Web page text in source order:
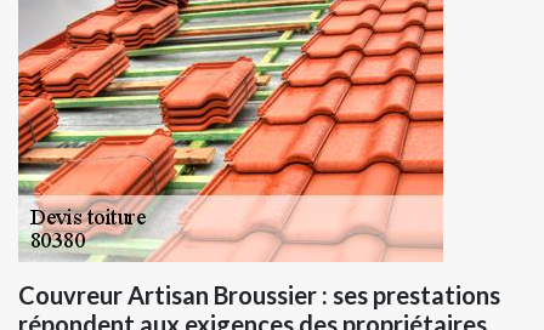
Couvreur Artisan Broussier : ses prestations
répondent aux exigences des propriétaires